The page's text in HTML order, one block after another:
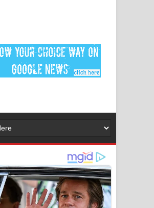
ගීතයේ පද පෙළ
MANAMALA KATHA Song Lyrics -
2026 football world cup song lyrics
අම්මා ගීතයේ පද පෙළ
Gemak Deela Song Lyrics - ගේමක් දීලා